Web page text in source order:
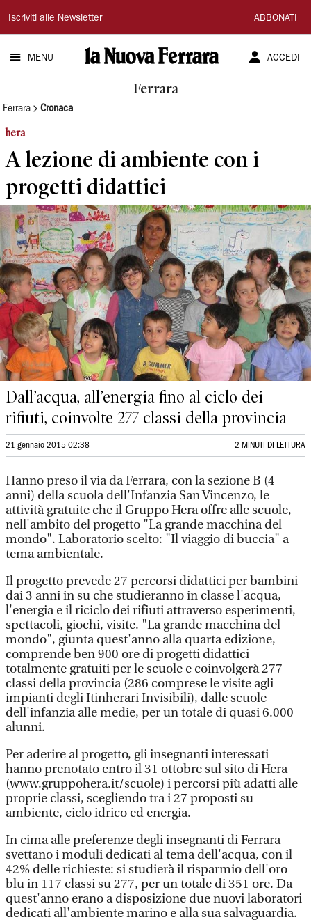
La
Nuova
Ferrara
Iscriviti alle Newsletter ABBONATI
MENU ACCEDI
Ferrara
Ferrara Cronaca
hera
A lezione di ambiente con i
progetti didattici
Dall’acqua, all’energia fino al ciclo dei
rifiuti, coinvolte 277 classi della provincia
21 gennaio 2015 02:38 2 MINUTI DI LETTURA
Hanno preso il via da Ferrara, con la sezione B (4
anni) della scuola dell'Infanzia San Vincenzo, le
attività gratuite che il Gruppo Hera offre alle scuole,
nell'ambito del progetto "La grande macchina del
mondo". Laboratorio scelto: "Il viaggio di buccia" a
tema ambientale.
Il progetto prevede 27 percorsi didattici per bambini
dai 3 anni in su che studieranno in classe l'acqua,
l'energia e il riciclo dei rifiuti attraverso esperimenti,
spettacoli, giochi, visite. "La grande macchina del
mondo", giunta quest'anno alla quarta edizione,
comprende ben 900 ore di progetti didattici
totalmente gratuiti per le scuole e coinvolgerà 277
classi della provincia (286 comprese le visite agli
impianti degli Itinherari Invisibili), dalle scuole
dell'infanzia alle medie, per un totale di quasi 6.000
alunni.
Per aderire al progetto, gli insegnanti interessati
hanno prenotato entro il 31 ottobre sul sito di Hera
(www.gruppohera.it/scuole) i percorsi più adatti alle
proprie classi, scegliendo tra i 27 proposti su
ambiente, ciclo idrico ed energia.
In cima alle preferenze degli insegnanti di Ferrara
svettano i moduli dedicati al tema dell'acqua, con il
42% delle richieste: si studierà il risparmio dell'oro
blu in 117 classi su 277, per un totale di 351 ore. Da
quest'anno erano a disposizione due nuovi laboratori
dedicati all'ambiente marino e alla sua salvaguardia.